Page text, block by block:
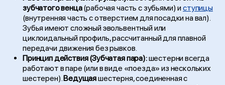
зубчатого венца(рабочая часть с зубьями) иступицы
(внутренняя часть с отверстием для посадки на вал).
Зубья имеют сложный эвольвентный или
циклоидальный профиль, рассчитанный для плавной
передачи движения без рывков.
Принцип действия (Зубчатая пара):шестерни всегда
работают в паре (или в виде «поезда» из нескольких
шестерен).Ведущаяшестерня, соединенная с